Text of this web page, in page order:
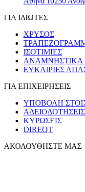
ΓΙΑ ΙΔΙΩΤΕΣ
ΧΡΥΣΟΣ
ΙΣΟΤΙΜΙΕΣ
ΑΝΑΜΝΗΣΤΙΚΑ
ΕΥΚΑΙΡΙΕΣ
ΓΙΑ ΕΠΙΧΕΙΡΗΣΕΙΣ
ΥΠΟΒΟΛΗ
ΑΔΕΙΟΔΟΤΗΣΕΙΣ
ΚΥΡΩΣΕΙΣ
DIREQT
ΑΚΟΛΟΥΘΗΣΤΕ ΜΑΣ